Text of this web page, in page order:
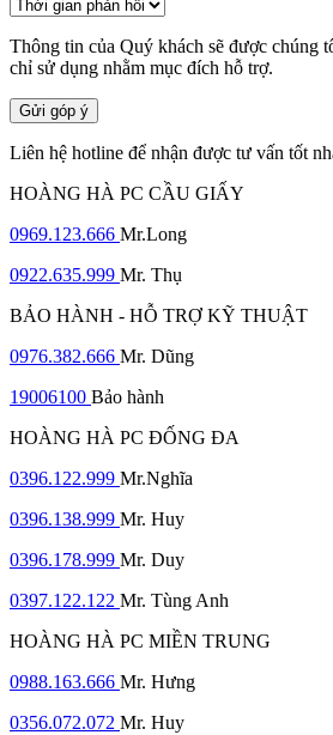
Thông tin của Quý khách sẽ được chúng
chỉ sử dụng nhằm mục đích hỗ trợ.
Gửi góp ý
Liên hệ hotline để nhận được tư vấn tốt
HOÀNG HÀ PC CẦU GIẤY
0969.123.666 Mr.Long
0922.635.999 Mr. Thụ
BẢO HÀNH - HỖ TRỢ KỸ THUẬT
0976.382.666 Mr. Dũng
19006100 Bảo hành
HOÀNG HÀ PC ĐỐNG ĐA
0396.122.999 Mr.Nghĩa
0396.138.999 Mr. Huy
0396.178.999 Mr. Duy
0397.122.122 Mr. Tùng Anh
HOÀNG HÀ PC MIỀN TRUNG
0988.163.666 Mr. Hưng
0356.072.072 Mr. Huy